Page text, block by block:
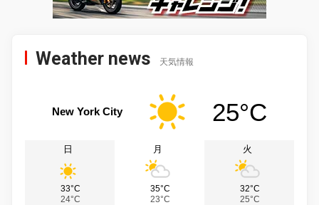
Weather news 天気情報
New York City 25°C
日
33°C
24°C
月
35°C
23°C
火
32°C
25°C